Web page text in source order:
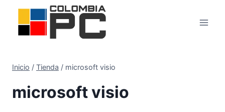
Inicio / Tienda / microsoft visio
microsoft visio